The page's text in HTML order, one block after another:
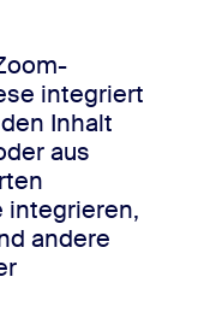
integriert
Inhalt
aus
integrieren,
andere